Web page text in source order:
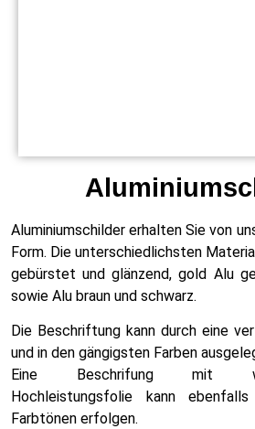
Aluminiumschilder erhalten Sie von
Form. Die unterschiedlichsten
gebürstet und glänzend, gold Alu
sowie Alu braun und schwarz.
Die Beschriftung kann durch eine
und in den gängigsten Farben
Eine Beschrifung mit
Hochleistungsfolie kann
Farbtönen erfolgen.